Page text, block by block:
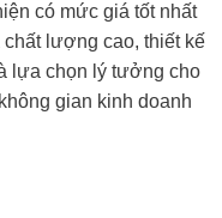
có mức giá tốt nhất
lượng cao, thiết kế
lựa chọn lý tưởng cho
gian kinh doanh